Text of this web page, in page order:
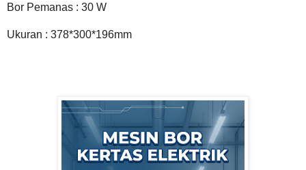
Bor Pemanas : 30 W
Ukuran : 378*300*196mm